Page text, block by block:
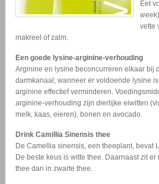
Eet
vette
makreel of zalm.
Een goede lysine-arginine-verhouding
Arginine en lysine beconcurreren elkaar bij
darmkanaal; wanneer er voldoende lysine
arginine effectief verminderen.
arginine-verhouding zijn dierlijke eiwitten
melk, kaas, eieren), bonen en avocado.
Drink Camillia Sinensis thee
De Camellia sinensis, een theeplant, bevat
De beste keus is witte thee. Daarnaast zit
thee dan in zwarte thee.